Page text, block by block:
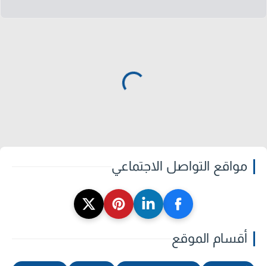
مواقع التواصل الاجتماعي
أقسام الموقع